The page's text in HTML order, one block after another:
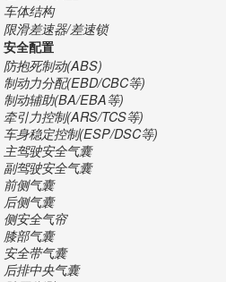
车体结构
限滑差速器/差速锁
安全配置
防抱死制动(ABS)
制动力分配(EBD/CBC等)
制动辅助(BA/EBA等)
牵引力控制(ARS/TCS等)
车身稳定控制(ESP/DSC等)
主驾驶安全气囊
副驾驶安全气囊
前侧气囊
后侧气囊
侧安全气帘
膝部气囊
安全带气囊
后排中央气囊